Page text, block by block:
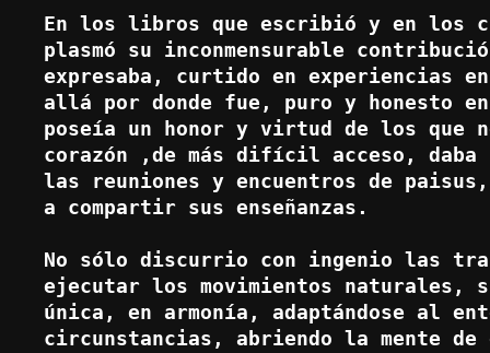
En los libros que escribió y en los
plasmó su inconmensurable
expresaba, curtido en experiencias
allá por donde fue, puro y honesto
poseía un honor y virtud de los que
corazón ,de más difícil acceso,
las reuniones y encuentros de
a compartir sus enseñanzas.
No sólo discurrio con ingenio las
ejecutar los movimientos naturales,
única, en armonía, adaptándose al
circunstancias, abriendo la mente de